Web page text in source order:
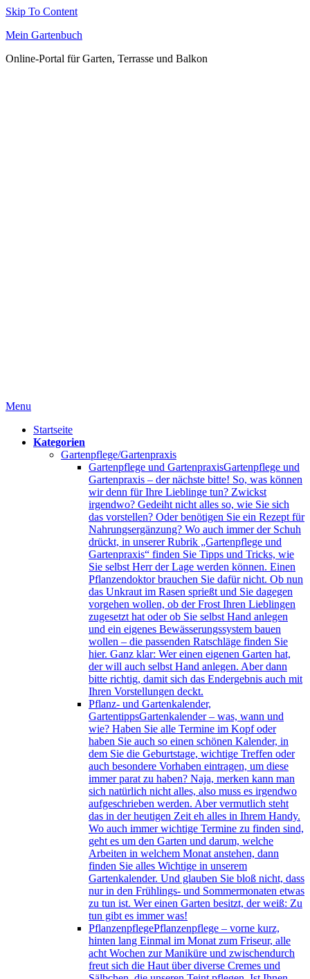
Skip To Content
Mein Gartenbuch
Online-Portal für Garten, Terrasse und Balkon
Menu
Startseite
Kategorien
Gartenpflege/Gartenpraxis
Gartenpflege und GartenpraxisGartenpflege und
Gartenpraxis – der nächste bitte! So, was können
wir denn für Ihre Lieblinge tun? Zwickst
irgendwo? Gedeiht nicht alles so, wie Sie sich
das vorstellen? Oder benötigen Sie ein Rezept für
Nahrungsergänzung? Wo auch immer der Schuh
drückt, in unserer Rubrik „Gartenpflege und
Gartenpraxis“ finden Sie Tipps und Tricks, wie
Sie selbst Herr der Lage werden können. Einen
Pflanzendoktor brauchen Sie dafür nicht. Ob nun
das Unkraut im Rasen sprießt und Sie dagegen
vorgehen wollen, ob der Frost Ihren Lieblingen
zugesetzt hat oder ob Sie selbst Hand anlegen
und ein eigenes Bewässerungssystem bauen
wollen – die passenden Ratschläge finden Sie
hier. Ganz klar: Wer einen eigenen Garten hat,
der will auch selbst Hand anlegen. Aber dann
bitte richtig, damit sich das Endergebnis auch mit
Ihren Vorstellungen deckt.
Pflanz- und Gartenkalender,
GartentippsGartenkalender – was, wann und
wie? Haben Sie alle Termine im Kopf oder
haben Sie auch so einen schönen Kalender, in
dem Sie die Geburtstage, wichtige Treffen oder
auch besondere Vorhaben eintragen, um diese
immer parat zu haben? Naja, merken kann man
sich natürlich nicht alles, also muss es irgendwo
aufgeschrieben werden. Aber vermutlich steht
das in der heutigen Zeit eh alles in Ihrem Handy.
Wo auch immer wichtige Termine zu finden sind,
geht es um den Garten und darum, welche
Arbeiten in welchem Monat anstehen, dann
finden Sie alles Wichtige in unserem
Gartenkalender. Und glauben Sie bloß nicht, dass
nur in den Frühlings- und Sommermonaten etwas
zu tun ist. Wer einen Garten besitzt, der weiß: Zu
tun gibt es immer was!
PflanzenpflegePflanzenpflege – vorne kurz,
hinten lang Einmal im Monat zum Friseur, alle
acht Wochen zur Maniküre und zwischendurch
freut sich die Haut über diverse Cremes und